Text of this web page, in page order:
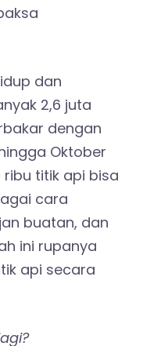
dan
2,6 juta
dengan
Oktober
ribu titik api bisa
cara
buatan, dan
ini rupanya
api secara